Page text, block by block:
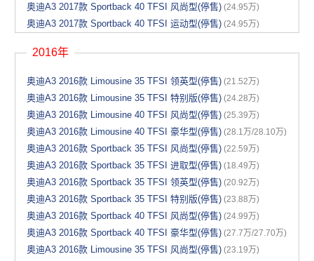
奥迪A3 2017款 Sportback 40 TFSI 风尚型(停售) (24.95万)
奥迪A3 2017款 Sportback 40 TFSI 运动型(停售) (24.95万)
2016年
奥迪A3 2016款 Limousine 35 TFSI 领英型(停售) (21.52万)
奥迪A3 2016款 Limousine 35 TFSI 特别版(停售) (24.28万)
奥迪A3 2016款 Limousine 40 TFSI 风尚型(停售) (25.39万)
奥迪A3 2016款 Limousine 40 TFSI 豪华型(停售) (28.1万/28.10万)
奥迪A3 2016款 Sportback 35 TFSI 风尚型(停售) (22.59万)
奥迪A3 2016款 Sportback 35 TFSI 进取型(停售) (18.49万)
奥迪A3 2016款 Sportback 35 TFSI 领英型(停售) (20.92万)
奥迪A3 2016款 Sportback 35 TFSI 特别版(停售) (23.88万)
奥迪A3 2016款 Sportback 40 TFSI 风尚型(停售) (24.99万)
奥迪A3 2016款 Sportback 40 TFSI 豪华型(停售) (27.7万/27.70万)
奥迪A3 2016款 Limousine 35 TFSI 风尚型(停售) (23.19万)